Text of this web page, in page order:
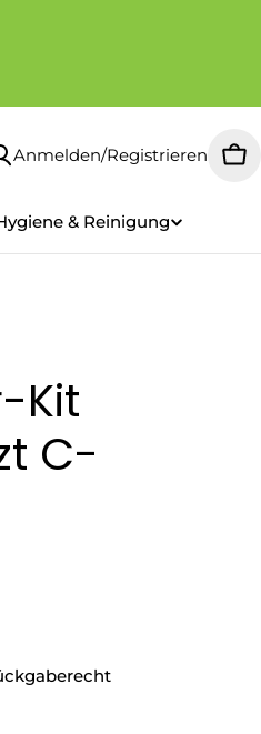
Anmelden/Registrieren
& Reinigung
Kit
C-